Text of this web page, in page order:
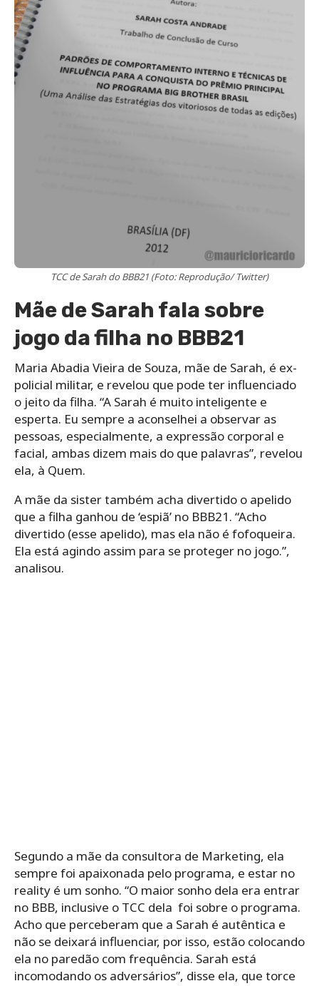
TCC de Sarah do BBB21 (Foto: Reprodução/ Twitter)
Mãe de Sarah fala sobre
jogo da filha no BBB21
Maria Abadia Vieira de Souza, mãe de Sarah, é ex-
policial militar, e revelou que pode ter influenciado
o jeito da filha. “A Sarah é muito inteligente e
esperta. Eu sempre a aconselhei a observar as
pessoas, especialmente, a expressão corporal e
facial, ambas dizem mais do que palavras”, revelou
ela, à Quem.
A mãe da sister também acha divertido o apelido
que a filha ganhou de ‘espiã’ no BBB21. “Acho
divertido (esse apelido), mas ela não é fofoqueira.
Ela está agindo assim para se proteger no jogo.”,
analisou.
Segundo a mãe da consultora de Marketing, ela
sempre foi apaixonada pelo programa, e estar no
reality é um sonho. “O maior sonho dela era entrar
no BBB, inclusive o TCC dela foi sobre o programa.
Acho que perceberam que a Sarah é autêntica e
não se deixará influenciar, por isso, estão colocando
ela no paredão com frequência. Sarah está
incomodando os adversários”, disse ela, que torce